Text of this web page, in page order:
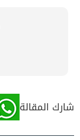
شارك المقالة